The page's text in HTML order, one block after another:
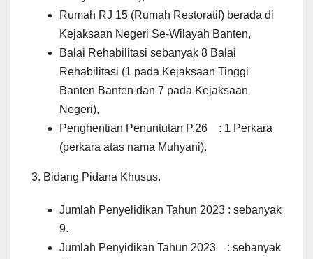
Rumah RJ 15 (Rumah Restoratif) berada di
Kejaksaan Negeri Se-Wilayah Banten,
Balai Rehabilitasi sebanyak 8 Balai
Rehabilitasi (1 pada Kejaksaan Tinggi
Banten Banten dan 7 pada Kejaksaan
Negeri),
Penghentian Penuntutan P.26 : 1 Perkara
(perkara atas nama Muhyani).
3. Bidang Pidana Khusus.
Jumlah Penyelidikan Tahun 2023 : sebanyak
9.
Jumlah Penyidikan Tahun 2023 : sebanyak